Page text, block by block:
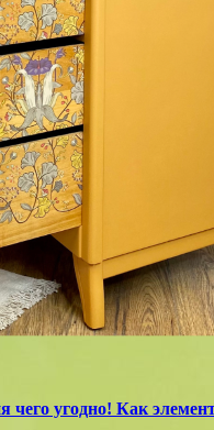
чего угодно! Как